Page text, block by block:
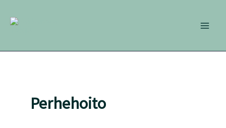
sisältöön
Perhehoito